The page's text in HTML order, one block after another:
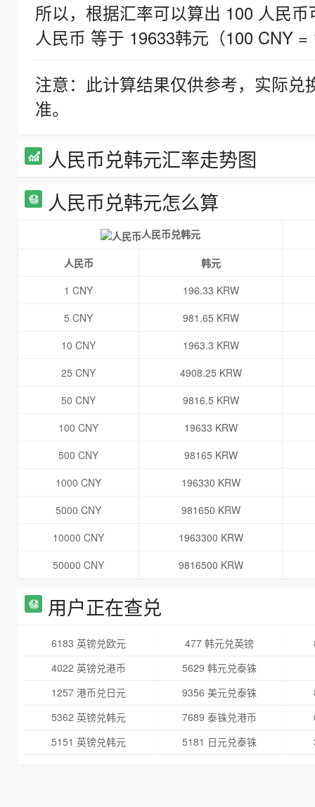
所以，根据汇率可以算出 100 人民
人民币 等于 19633韩元（100 CNY =
注意：此计算结果仅供参考，实际
准。
人民币兑韩元汇率走势图
人民币兑韩元怎么算
人民币兑韩元
人民币
韩元
1 CNY
196.33 KRW
5 CNY
981.65 KRW
10 CNY
1963.3 KRW
25 CNY
4908.25 KRW
50 CNY
9816.5 KRW
100 CNY
19633 KRW
500 CNY
98165 KRW
1000 CNY
196330 KRW
5000 CNY
981650 KRW
10000 CNY
1963300 KRW
50000 CNY
9816500 KRW
用户正在查兑
6183 英镑兑欧元 477 韩元兑英镑
4022 英镑兑港币
5629 韩元兑泰铢
1257 港币兑日元
9356 美元兑泰铢
5362 英镑兑韩元
7689 泰铢兑港币
5151 英镑兑韩元
5181 日元兑泰铢